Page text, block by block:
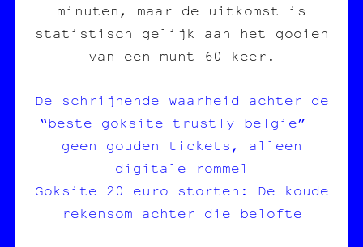
minuten, maar de uitkomst is
statistisch gelijk aan het gooien
van een munt 60 keer.
De schrijnende waarheid achter de
“beste goksite trustly belgie” –
geen gouden tickets, alleen
digitale rommel
Goksite 20 euro storten: De koude
rekensom achter die belofte